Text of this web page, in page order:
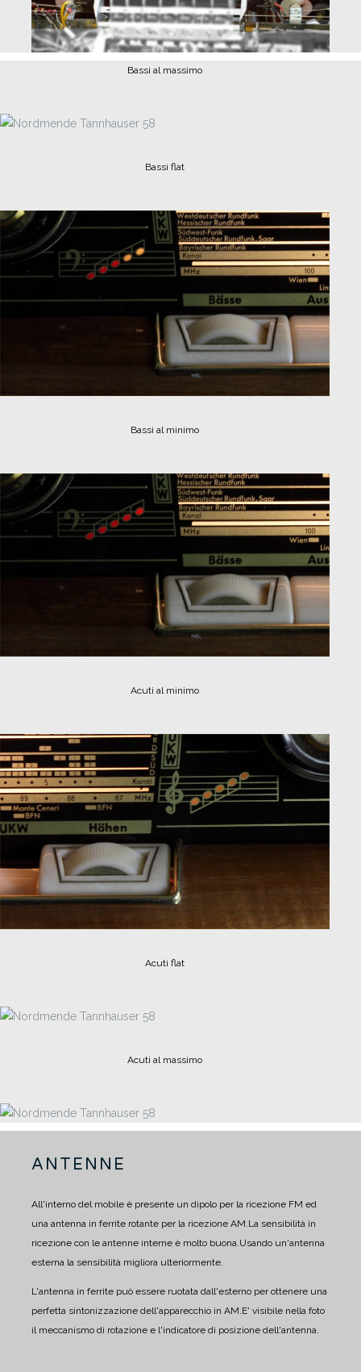
Bassi al massimo
Bassi flat
Bassi al minimo
Acuti al minimo
Acuti flat
Acuti al massimo
ANTENNE
All'interno del mobile è presente un dipolo per la ricezione FM ed
una antenna in ferrite rotante per la ricezione AM. La sensibilità in
ricezione con le antenne interne è molto buona. Usando un'antenna
esterna la sensibilità migliora ulteriormente.
L'antenna in ferrite può essere ruotata dall'esterno per ottenere una
perfetta sintonizzazione dell'apparecchio in AM. E' visibile nella foto
il meccanismo di rotazione e l'indicatore di posizione dell'antenna.